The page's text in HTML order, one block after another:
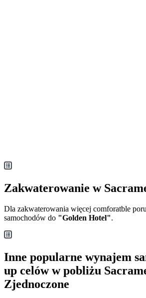
Zakwaterowanie w
Dla zakwaterowania więcej comforatble
samochodów do "Golden Hotel".
Inne popularne wynajem
up celów w pobliżu
Zjednoczone